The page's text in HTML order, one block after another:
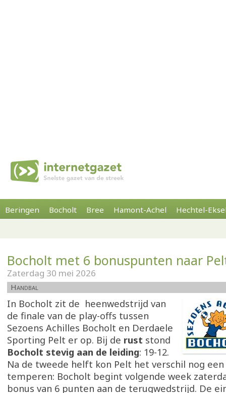
Beringen Bocholt Bree Hamont-Achel Hechtel-
Bocholt met 6 bonuspunten naar
Zaterdag 30 mei 2026
Handbal
In Bocholt zit de heenwedstrijd van
de finale van de play-offs tussen
Sezoens Achilles Bocholt en Derdaele
Sporting Pelt er op. Bij de rust stond
Bocholt stevig aan de leiding: 19-12.
Na de tweede helft kon Pelt het verschil nog
temperen: Bocholt begint volgende week
bonus van 6 punten aan de terugwedstrijd. De